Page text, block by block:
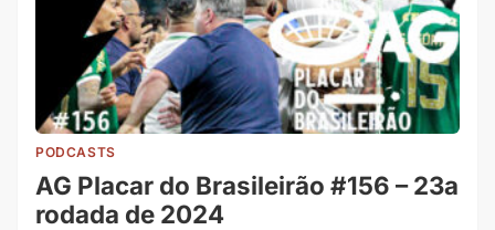
PODCASTS
AG Placar do Brasileirão #156 – 23a
rodada de 2024